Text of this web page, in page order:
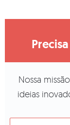
Nossa
ideias